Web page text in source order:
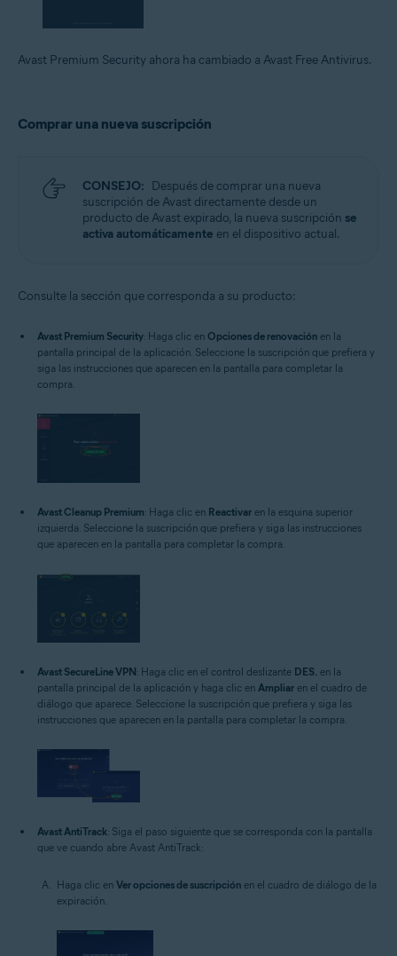
Avast Premium Security ahora ha cambiado a Avast Free Antivirus.
Comprar una nueva suscripción
CONSEJO: Después de comprar una nueva
suscripción de Avast directamente desde un
producto de Avast expirado, la nueva suscripción se
activa automáticamente en el dispositivo actual.
Consulte la sección que corresponda a su producto:
Avast Premium Security: Haga clic en Opciones de renovación en la
pantalla principal de la aplicación. Seleccione la suscripción que prefiera y
siga las instrucciones que aparecen en la pantalla para completar la
compra.
Avast Cleanup Premium: Haga clic en Reactivar en la esquina superior
izquierda. Seleccione la suscripción que prefiera y siga las instrucciones
que aparecen en la pantalla para completar la compra.
Avast SecureLine VPN: Haga clic en el control deslizante DES. en la
pantalla principal de la aplicación y haga clic en Ampliar en el cuadro de
diálogo que aparece. Seleccione la suscripción que prefiera y siga las
instrucciones que aparecen en la pantalla para completar la compra.
Avast AntiTrack: Siga el paso siguiente que se corresponda con la pantalla
que ve cuando abre Avast AntiTrack:
Haga clic en Ver opciones de suscripción en el cuadro de diálogo de la
expiración.